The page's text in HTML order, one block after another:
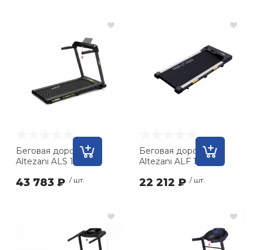
Беговая дорожка
Altezani ALS 1130
43 783 ₽ / шт.
Беговая дорожка
Altezani ALF 1000
22 212 ₽ / шт.